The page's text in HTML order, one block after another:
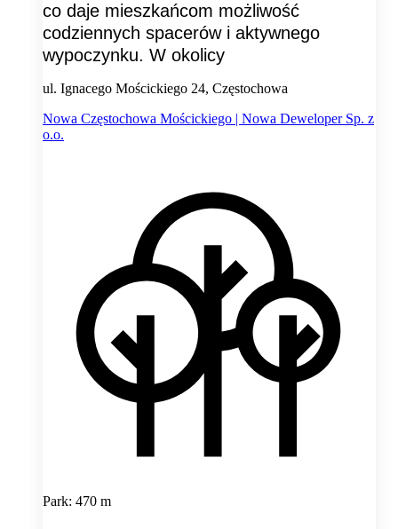
co daje mieszkańcom możliwość
codziennych spacerów i aktywnego
wypoczynku. W okolicy
ul. Ignacego Mościckiego 24, Częstochowa
Nowa Częstochowa Mościckiego | Nowa Deweloper Sp. z
o.o.
Park: 470 m